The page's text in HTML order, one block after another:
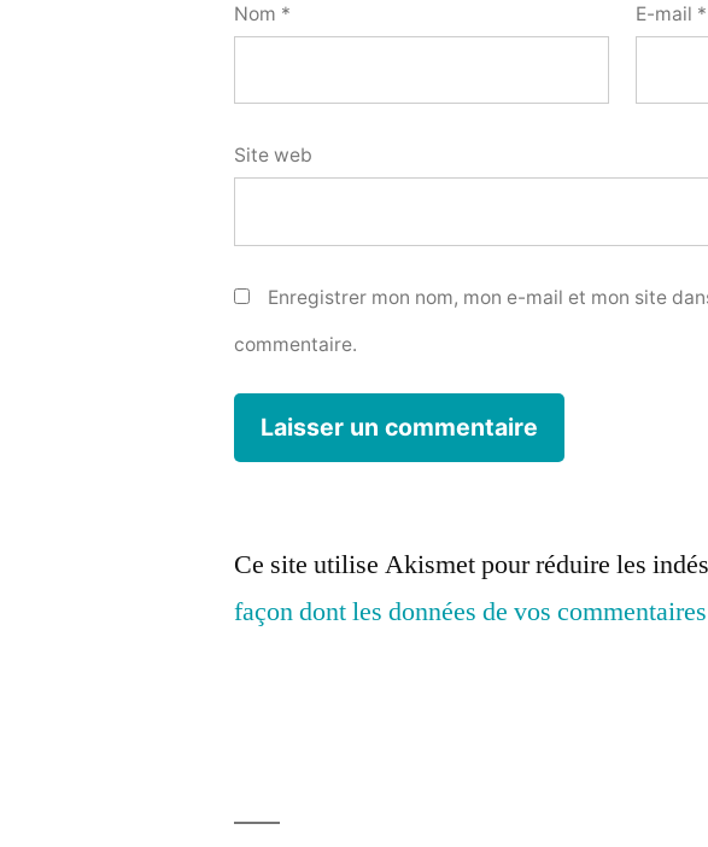
Nom * E-mail *
Site web
Enregistrer mon nom, mon e-mail et mon site
commentaire.
Ce site utilise Akismet pour réduire les
façon dont les données de vos